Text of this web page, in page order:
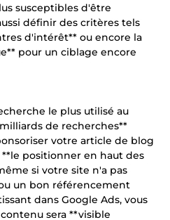
susceptibles d'être
définir des critères tels
d'intérêt** ou encore la
pour un ciblage encore
le plus utilisé au
de recherches**
votre article de blog
positionner en haut des
si votre site n'a pas
un bon référencement
dans Google Ads, vous
sera **visible